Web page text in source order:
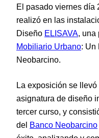
El pasado viernes día
realizó en las
Diseño ELISAVA, una
Mobiliario Urbano: Un
Neobarcino.
La exposición se
asignatura de diseño
tercer curso, y
del Banco Neobarcino